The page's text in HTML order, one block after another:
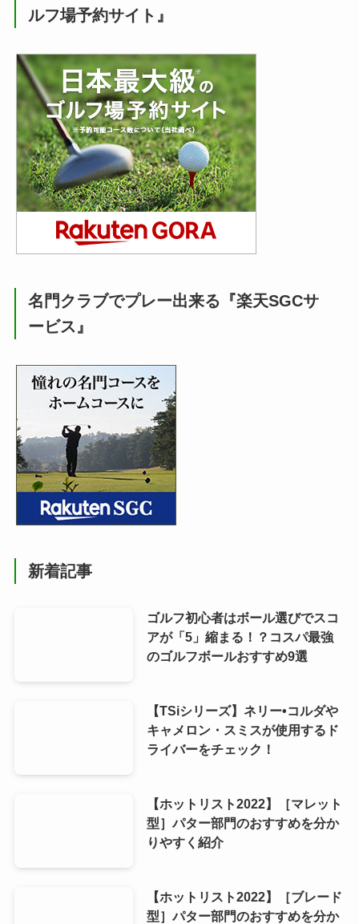
ルフ場予約サイト』
名門クラブでプレー出来る『楽天SGCサ
ービス』
新着記事
ゴルフ初心者はボール選びでスコ
アが「5」縮まる！？コスパ最強
のゴルフボールおすすめ9選
【TSiシリーズ】ネリー•コルダや
キャメロン・スミスが使用するド
ライバーをチェック！
【ホットリスト2022】［マレット
型］パター部門のおすすめを分か
りやすく紹介
【ホットリスト2022】［ブレード
型］パター部門のおすすめを分か